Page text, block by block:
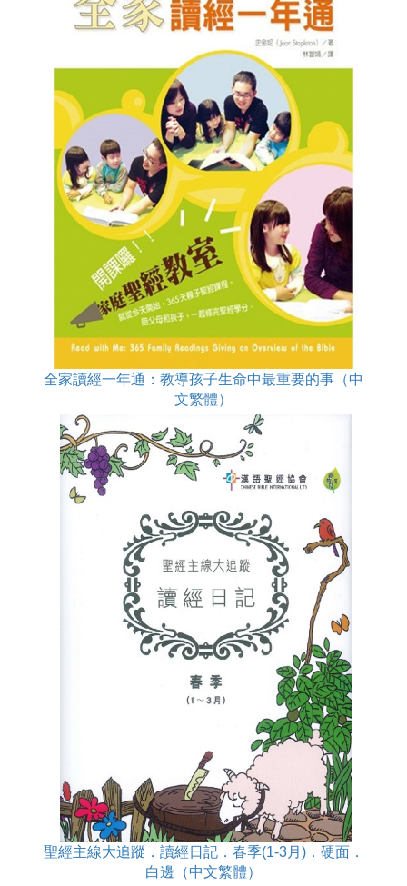
全家讀經一年通：教導孩子生命中最重要的事（中
文繁體）
聖經主線大追蹤．讀經日記．春季(1-3月)．硬面．
白邊（中文繁體）